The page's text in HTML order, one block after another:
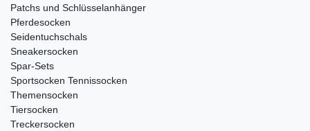
Patchs und Schlüsselanhänger
Pferdesocken
Seidentuchschals
Sneakersocken
Spar-Sets
Sportsocken Tennissocken
Themensocken
Tiersocken
Treckersocken